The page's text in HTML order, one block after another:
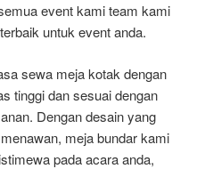
event kami team kami
untuk event anda.
sewa meja kotak dengan
tinggi dan sesuai dengan
Dengan desain yang
meja bundar kami
pada acara anda,